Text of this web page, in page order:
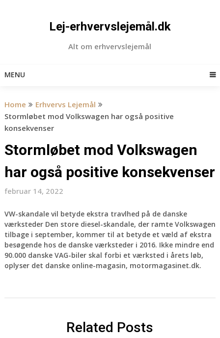
Lej-erhvervslejemål.dk
Alt om erhvervslejemål
MENU
Home
Erhvervs Lejemål
Stormløbet mod Volkswagen har også positive
konsekvenser
Stormløbet mod Volkswagen
har også positive konsekvenser
februar 14, 2022
VW-skandale vil betyde ekstra travlhed på de danske
værksteder Den store diesel-skandale, der ramte Volkswagen
tilbage i september, kommer til at betyde et væld af ekstra
besøgende hos de danske værksteder i 2016. Ikke mindre end
90.000 danske VAG-biler skal forbi et værksted i årets løb,
oplyser det danske online-magasin, motormagasinet.dk.
Related Posts